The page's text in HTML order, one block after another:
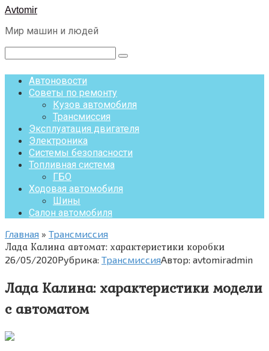
Перейти
контенту
Avtomir
Мир машин и людей
Поиск:
Автоновости
Советы по ремонту
Кузов автомобиля
Трансмиссия
Эксплуатация двигателя
Электроника
Системы безопасности
Топливная система
ГБО
Ходовая автомобиля
Шины
Салон автомобиля
Главная » Трансмиссия
Лада Калина автомат: характеристики коробки
26/05/2020Рубрика: ТрансмиссияАвтор: avtomiradmin
Лада Калина: характеристики модели
с автоматом